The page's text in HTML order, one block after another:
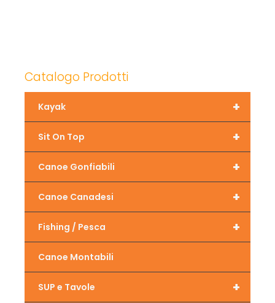
Catalogo Prodotti
+
Kayak
+
Sit On Top
+
Canoe Gonfiabili
+
Canoe Canadesi
+
Fishing / Pesca
Canoe Montabili
+
SUP e Tavole